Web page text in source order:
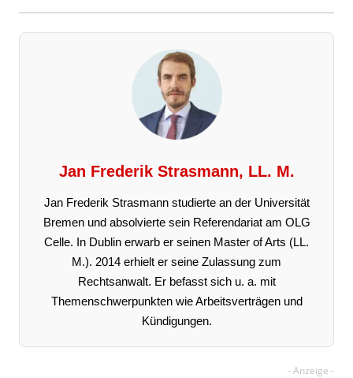
Jan Frederik Strasmann, LL. M.
Jan Frederik Strasmann studierte an der Universität
Bremen und absolvierte sein Referendariat am OLG
Celle. In Dublin erwarb er seinen Master of Arts (LL.
M.). 2014 erhielt er seine Zulassung zum
Rechtsanwalt. Er befasst sich u. a. mit
Themenschwerpunkten wie Arbeitsverträgen und
Kündigungen.